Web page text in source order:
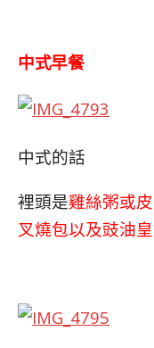
中式早餐
中式的話
裡頭是雞絲粥或
叉燒包以及豉油